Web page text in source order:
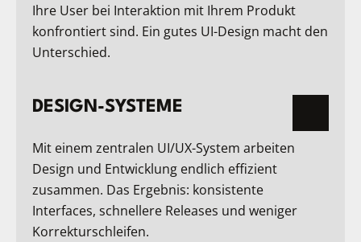
Ihre User bei Interaktion mit Ihrem Produkt
konfrontiert sind. Ein gutes UI-Design macht den
Unterschied.
DESIGN-SYSTEME
Mit einem zentralen UI/UX-System arbeiten
Design und Entwicklung endlich effizient
zusammen. Das Ergebnis: konsistente
Interfaces, schnellere Releases und weniger
Korrekturschleifen.